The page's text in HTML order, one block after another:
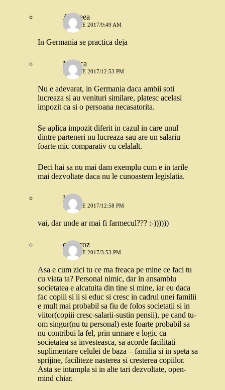
Andreea
15 IUNIE 2017/9:49 AM
In Germania se practica deja
Monica
16 IUNIE 2017/12:53 PM
Nu e adevarat, in Germania daca ambii soti
lucreaza si au venituri similare, platesc acelasi
impozit ca si o persoana necasatorita.
Se aplica impozit diferit in cazul in care unul
dintre parteneri nu lucreaza sau are un salariu
foarte mic comparativ cu celalalt.
Deci hai sa nu mai dam exemplu cum e in tarile
mai dezvoltate daca nu le cunoastem legislatia.
Irina
16 IUNIE 2017/12:58 PM
vai, dar unde ar mai fi farmecul??? :-))))))
clau_roz
21 IUNIE 2017/3:53 PM
Asa e cum zici tu ce ma freaca pe mine ce faci tu
cu viata ta? Personal nimic, dar in ansamblu
societatea e alcatuita din tine si mine, iar eu daca
fac copiii si ii si educ si cresc in cadrul unei familii
e mult mai probabil sa fiu de folos societatii si in
viitor(copiii cresc-salarii-sustin pensii), pe cand tu-
om singur(nu tu personal) este foarte probabil sa
nu contribui la fel, prin urmare e logic ca
societatea sa investeasca, sa acorde facilitati
suplimentare celulei de baza – familia si in speta sa
sprijine, faciliteze nasterea si cresterea copiilor.
Asta se intampla si in alte tari dezvoltate, open-
mind chiar.